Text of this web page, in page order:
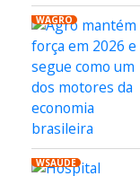
WAGRO
WSAÚDE